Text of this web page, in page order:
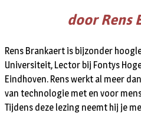
door Rens
Rens Brankaert is bijzonder
Universiteit, Lector bij Fontys
Eindhoven. Rens werkt al meer
van technologie met en voor
Tijdens deze lezing neemt hij je